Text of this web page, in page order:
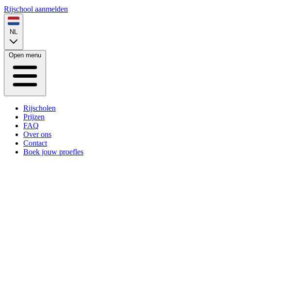
Rijschool aanmelden
NL
Open menu
Rijscholen
Prijzen
FAQ
Over ons
Contact
Boek jouw proefles